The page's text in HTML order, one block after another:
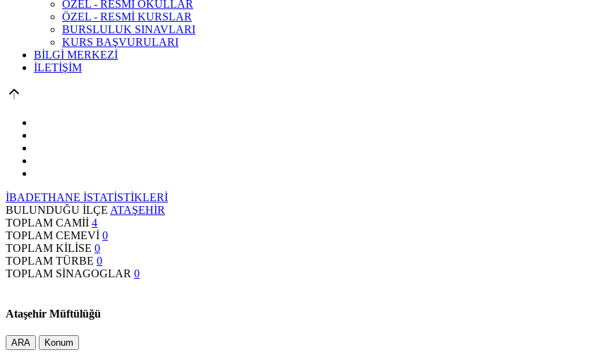
ÖZEL - RESMİ OKULLAR
ÖZEL - RESMİ KURSLAR
BURSLULUK SINAVLARI
KURS BAŞVURULARI
BİLGİ MERKEZİ
İLETİŞİM
İBADETHANE İSTATİSTİKLERİ
BULUNDUĞU İLÇE ATAŞEHİR
TOPLAM CAMİİ 4
TOPLAM CEMEVİ 0
TOPLAM KİLİSE 0
TOPLAM TÜRBE 0
TOPLAM SİNAGOGLAR 0
Ataşehir Müftülüğü
ARA Konum